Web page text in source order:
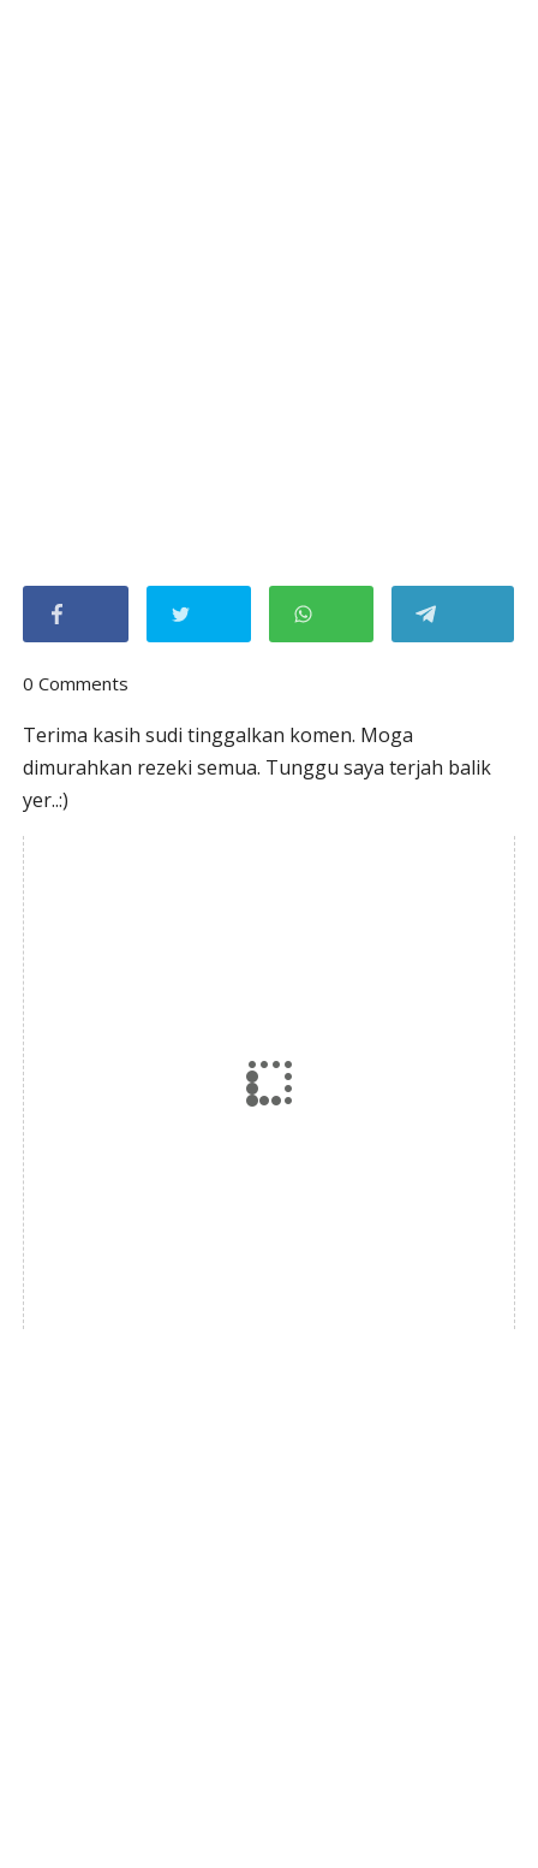
0 Comments
Terima kasih sudi tinggalkan komen. Moga
dimurahkan rezeki semua. Tunggu saya terjah balik
yer..:)